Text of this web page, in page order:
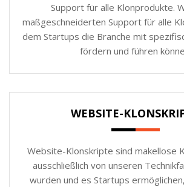
Support für alle Klonprodukte.
maßgeschneiderten Support für alle
dem Startups die Branche mit
fördern und führen
WEBSITE-
Website-Klonskripte sind makellose
ausschließlich von unseren
wurden und es Startups